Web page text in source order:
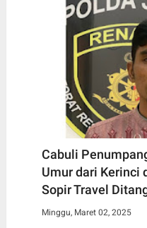
Cabuli
Umur dari Kerinci
Sopir Travel
Minggu, Maret 02, 2025